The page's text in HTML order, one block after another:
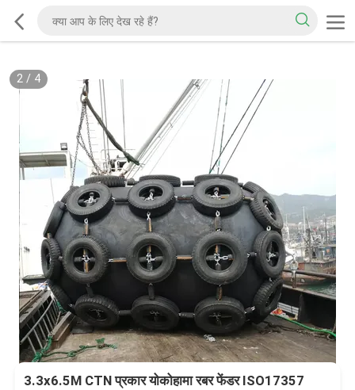
2/ 4
3.3x6.5M CTN प्रकार योकोहामा रबर फेंडर ISO17357